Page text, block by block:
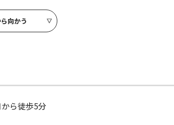
向かう
ら徒歩5分